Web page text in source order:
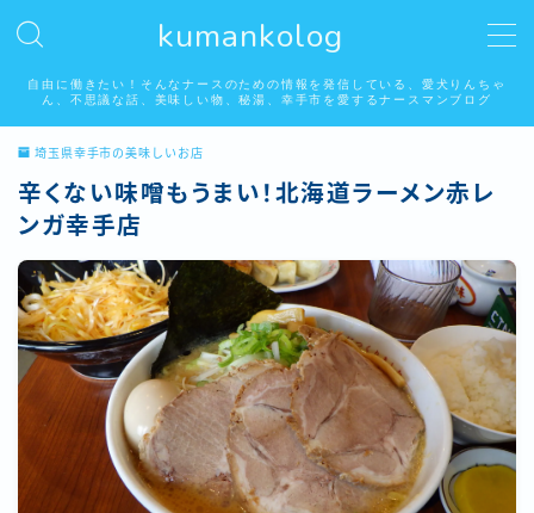
kumankolog
自由に働きたい！そんなナースのための情報を発信している、愛犬りんちゃ
ん、不思議な話、美味しい物、秘湯、幸手市を愛するナースマンブログ
MENU
自由に働く看護師
看護師はみんな好き？怖い話系
りんちゃんの居る生活
埼玉県幸手市の美味しいお店
秘湯温泉
幸手市権現堂桜堤
埼玉県幸手市の美味しいお店
辛くない味噌もうまい！北海道ラーメン赤レ
ンガ幸手店